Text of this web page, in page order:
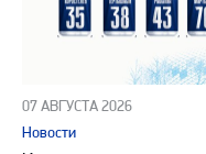
07 АВГУСТА 2026
Новости